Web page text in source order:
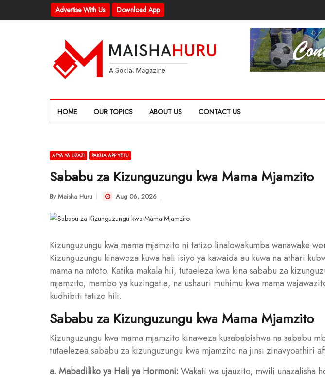
Advertise With Us Download App
HOME OUR TOPICS ABOUT US CONTACT US
AFYA YA UZAZI PAKUA APP YETU
Sababu za Kizunguzungu kwa Mama Mjamzito
By Maisha Huru Aug 06, 2026
Kizunguzungu kwa mama mjamzito ni tatizo linalowakumba wanawake
Kizunguzungu kinaweza kuwa hali isiyo ya kawaida au kuwa na athari
mama na mtoto. Katika makala hii, tutaeleza kwa kina sababu za
mjamzito, mambo ya kuzingatia, na ushauri muhimu kwa mama
kudhibiti tatizo hili.
Sababu za Kizunguzungu kwa Mama Mjamzito
Kizunguzungu kwa mama mjamzito kinaweza kusababishwa na sababu
tutaelezea sababu za kizunguzungu kwa mjamzito na jinsi zinavyoathiri
a. Mabadiliko ya Hali ya Hormoni: Wakati wa ujauzito, mwili unazalisha